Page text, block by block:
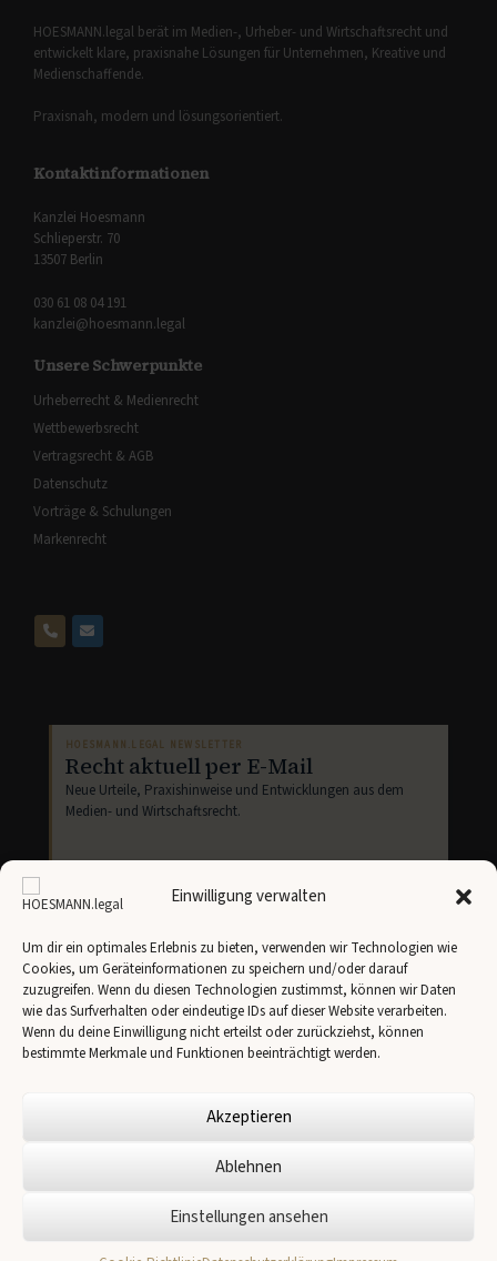
Einwilligung verwalten
Um dir ein optimales Erlebnis zu bieten, verwenden wir Technologien wie
Cookies, um Geräteinformationen zu speichern und/oder darauf
zuzugreifen. Wenn du diesen Technologien zustimmst, können wir Daten
wie das Surfverhalten oder eindeutige IDs auf dieser Website verarbeiten.
Wenn du deine Einwilligung nicht erteilst oder zurückziehst, können
bestimmte Merkmale und Funktionen beeinträchtigt werden.
Akzeptieren
Ablehnen
Einstellungen ansehen
HOESMANN.legal berät im Medien-, Urheber- und Wirtschaftsrecht und
entwickelt klare, praxisnahe Lösungen für Unternehmen, Kreative und
Medienschaffende.
Praxisnah, modern und lösungsorientiert.
Kontaktinformationen
Kanzlei Hoesmann
Schlieperstr. 70
13507 Berlin
030 61 08 04 191
kanzlei@hoesmann.legal
Unsere Schwerpunkte
Urheberrecht & Medienrecht
Wettbewerbsrecht
Vertragsrecht & AGB
Datenschutz
Vorträge & Schulungen
Markenrecht
HOESMANN.LEGAL NEWSLETTER
Recht aktuell per E-Mail
Neue Urteile, Praxishinweise und Entwicklungen aus dem
Medien- und Wirtschaftsrecht.
Newsletter abonnieren
Ich stimme der Übertragung meiner Angaben anBrevogemäß unserer
Datenschutzerklärung
zu.
Impressum